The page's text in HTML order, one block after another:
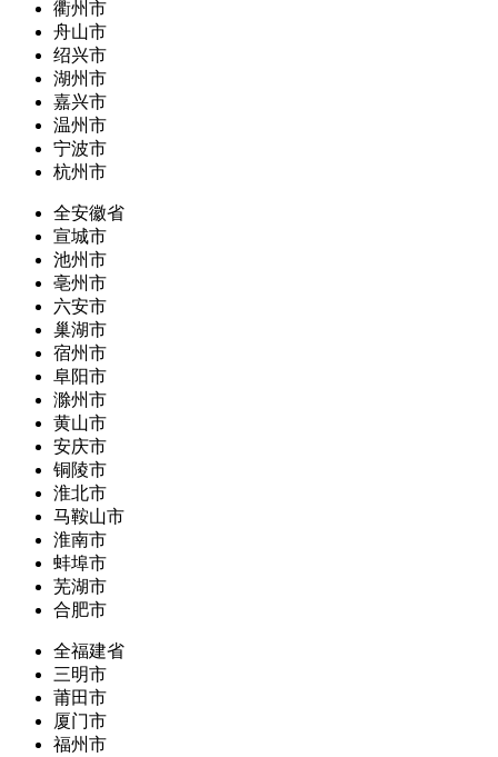
衢州市
舟山市
绍兴市
湖州市
嘉兴市
温州市
宁波市
杭州市
全安徽省
宣城市
池州市
亳州市
六安市
巢湖市
宿州市
阜阳市
滁州市
黄山市
安庆市
铜陵市
淮北市
马鞍山市
淮南市
蚌埠市
芜湖市
合肥市
全福建省
三明市
莆田市
厦门市
福州市